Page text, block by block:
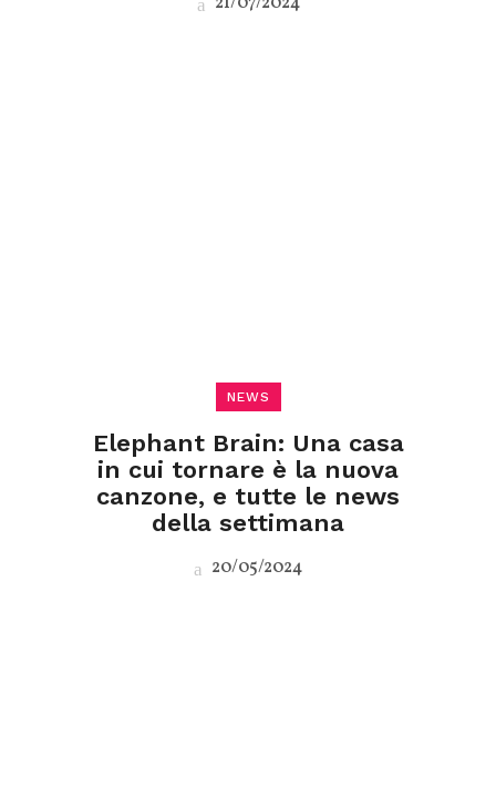
NEWS
Elephant Brain: Una casa
in cui tornare è la nuova
canzone, e tutte le news
della settimana
20/05/2024